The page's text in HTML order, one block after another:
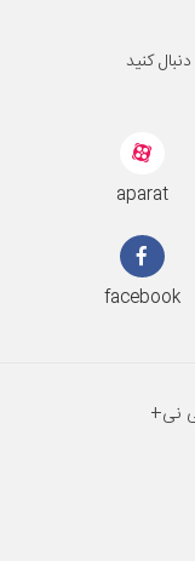
کنید
aparat
facebook
نی+